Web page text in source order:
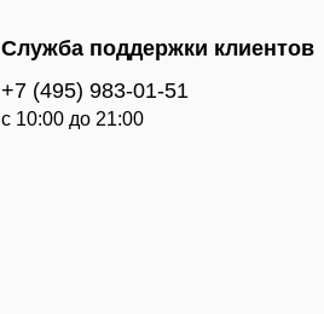
Служба поддержки клиентов
+7 (495) 983-01-51
c 10:00 до 21:00